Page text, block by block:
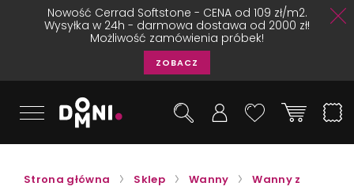
Nowość Cerrad Softstone - CENA od 109 zł/m2.
Wysyłka w 24h - darmowa dostawa od 2000 zł!
Możliwość zamówienia próbek!
ZOBACZ
Strona główna Sklep Wanny
Wanny z